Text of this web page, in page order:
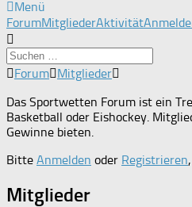
Menü
Forum-
Navigation
ForumMitgliederAktivität
Forum-
Breadcrumbs
-
Du
bist
Forum Mitglieder
Das Sportwetten Forum ist ein
Basketball oder Eishockey.
Gewinne bieten.
Bitte Anmelden oder Registrieren
Mitglieder